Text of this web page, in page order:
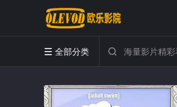
 全部分类 